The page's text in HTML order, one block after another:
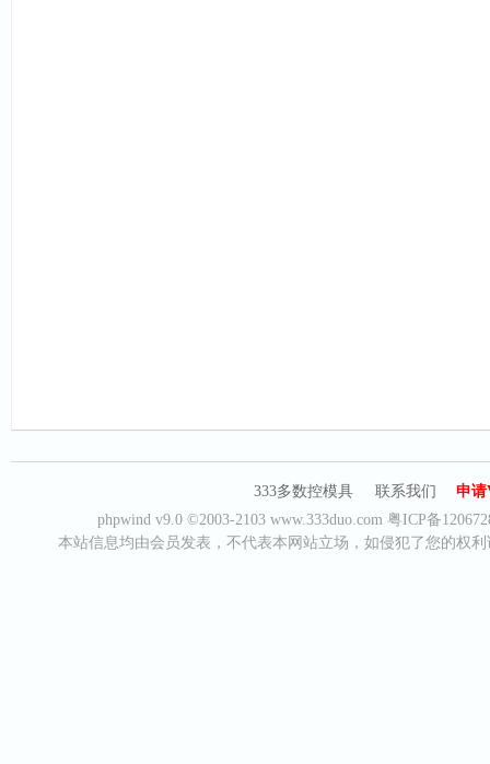
333多数控模具 联系我们
申请
phpwind v9.0©2003-2103 www.333duo.com 粤ICP备
本站信息均由会员发表，不代表本网站立场，如侵犯了您的权